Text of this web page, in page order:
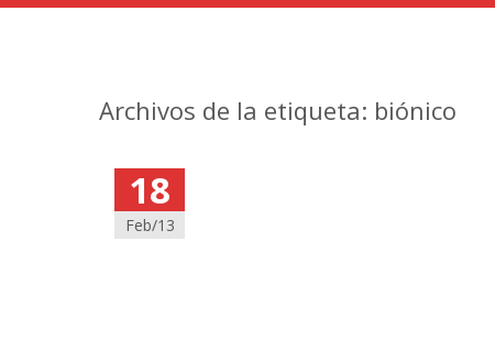
Archivos de la etiqueta: biónico
18
Feb/13